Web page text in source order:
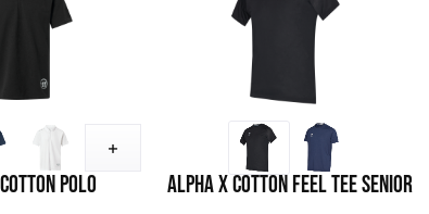
Polo Alpha X Cotton Feel Tee Senior